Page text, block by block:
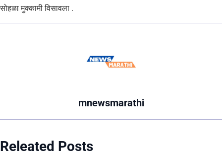
सोहळा मुक्कामी विसावला .
mnewsmarathi
Releated Posts